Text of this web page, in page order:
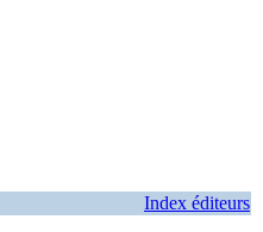
Index éditeurs